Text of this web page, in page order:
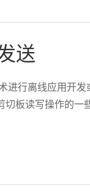
送
行离线应用开
板读写操作的